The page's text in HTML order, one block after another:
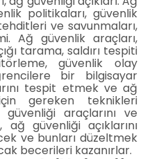
politikaları, güvenlik
ve savunmaları,
Ağ güvenlik araçları,
tarama, saldırı tespiti
güvenlik olay
bir bilgisayar
tespit etmek ve ağ
gereken teknikleri
araçlarını ve
güvenliği açıklarını
ve bunları düzeltmek
becerileri kazanırlar.